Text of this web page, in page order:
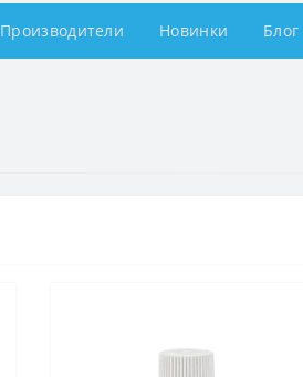
Производители Новинки Блог